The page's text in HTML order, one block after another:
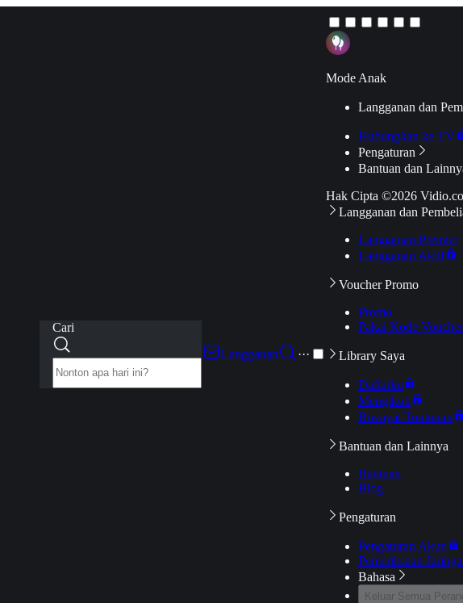
Cari
Langganan
···
Mode Anak
Langganan dan
Hubungkan ke TV
Pengaturan
Bantuan dan
Hak Cipta ©2026
Langganan dan
Langganan Premier
Langganan Aktif
Voucher Promo
Promo
Pakai Kode Voucher
Library Saya
Daftarku
Mengikuti
Riwayat Tontonan
Bantuan dan Lainnya
Bantuan
Blog
Pengaturan
Pengaturan Akun
Pemeriksaan
Bahasa
Keluar Semua